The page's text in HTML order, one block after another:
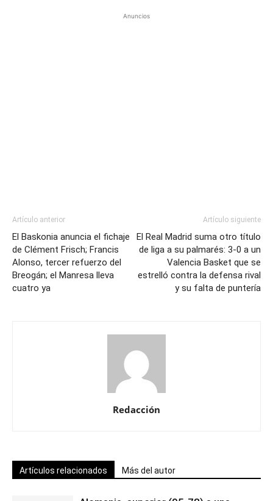
Anuncios
Artículo anterior
El Baskonia anuncia el fichaje
de Clément Frisch; Francis
Alonso, tercer refuerzo del
Breogán; el Manresa lleva
cuatro ya
Artículo siguiente
El Real Madrid suma otro título
de liga a su palmarés: 3-0 a un
Valencia Basket que se
estrelló contra la defensa rival
y su falta de puntería
Redacción
Artículos relacionados Más del autor